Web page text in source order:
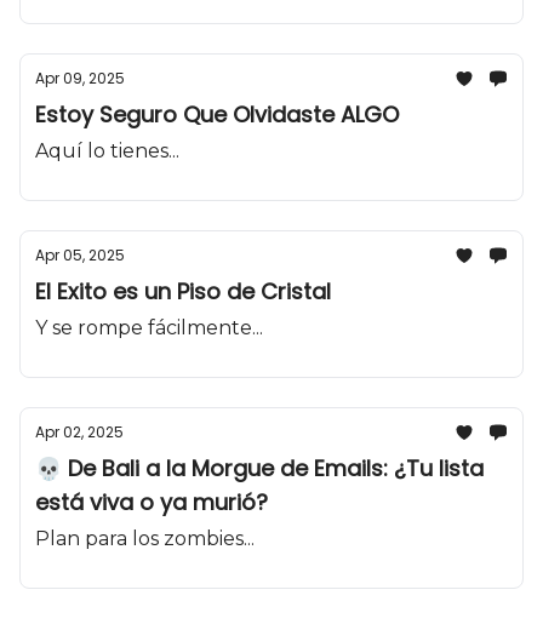
Apr 09, 2025
Estoy Seguro Que Olvidaste ALGO
Aquí lo tienes...
Apr 05, 2025
El Exito es un Piso de Cristal
Y se rompe fácilmente...
Apr 02, 2025
💀 De Bali a la Morgue de Emails: ¿Tu lista
está viva o ya murió?
Plan para los zombies...